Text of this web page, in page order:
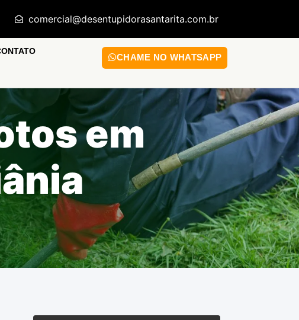
comercial@desentupidorasantarita.com.br
CHAME NO WHATSAPP
em